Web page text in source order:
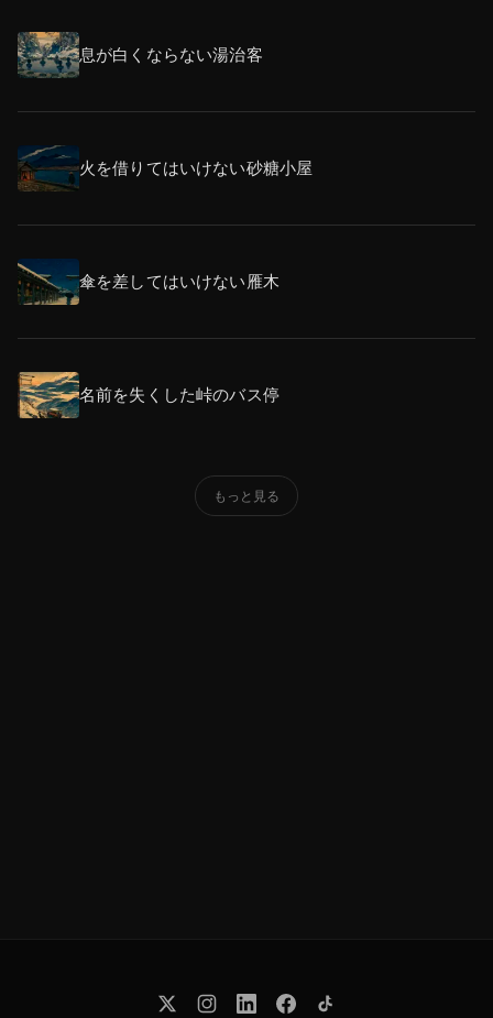
息が白くならない湯治客
火を借りてはいけない砂糖小屋
傘を差してはいけない雁木
名前を失くした峠のバス停
もっと見る